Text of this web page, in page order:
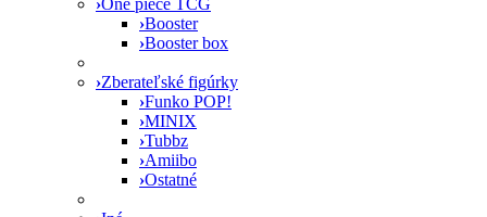
›One piece TCG
›Booster
›Booster box
›Zberateľské figúrky
›Funko POP!
›MINIX
›Tubbz
›Amiibo
›Ostatné